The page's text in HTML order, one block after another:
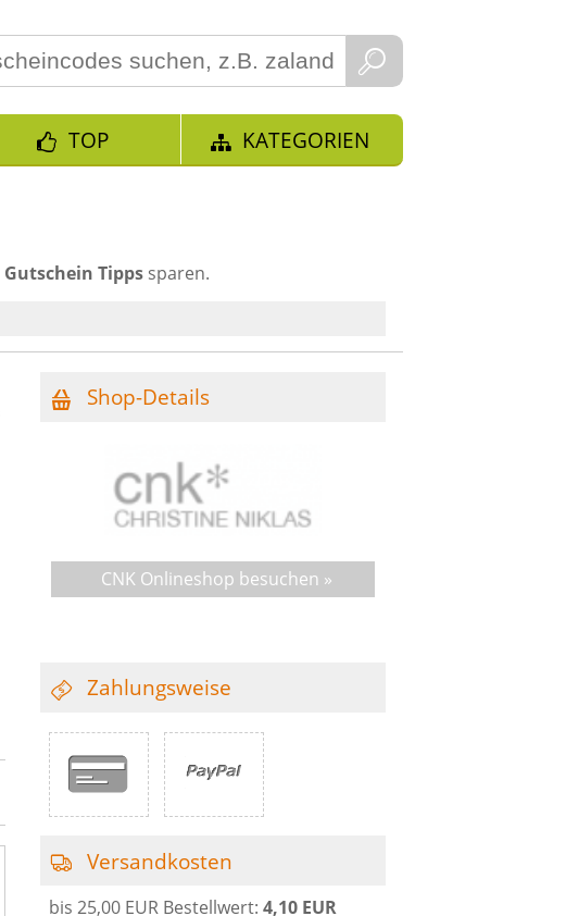
TOP KATEGORIEN
Gutschein Tipps sparen.
Shop-Details
CNK Onlineshop besuchen »
Zahlungsweise
Versandkosten
bis 25,00 EUR Bestellwert: 4,10 EUR